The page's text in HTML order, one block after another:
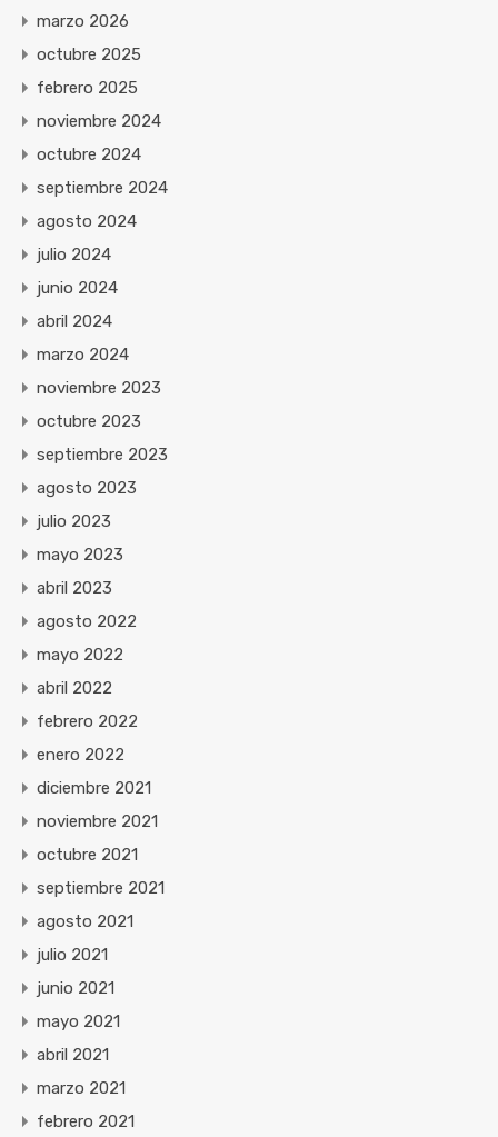
marzo 2026
octubre 2025
febrero 2025
noviembre 2024
octubre 2024
septiembre 2024
agosto 2024
julio 2024
junio 2024
abril 2024
marzo 2024
noviembre 2023
octubre 2023
septiembre 2023
agosto 2023
julio 2023
mayo 2023
abril 2023
agosto 2022
mayo 2022
abril 2022
febrero 2022
enero 2022
diciembre 2021
noviembre 2021
octubre 2021
septiembre 2021
agosto 2021
julio 2021
junio 2021
mayo 2021
abril 2021
marzo 2021
febrero 2021